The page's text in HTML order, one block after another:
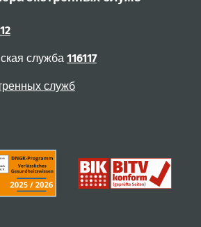
служба 116117
служб